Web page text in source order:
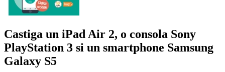
Castiga un iPad Air 2, o consola Sony
PlayStation 3 si un smartphone Samsung
Galaxy S5